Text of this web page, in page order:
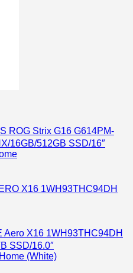
ROG Strix G16 G614PM-
16GB/512GB SSD/16″
X16 1WH93THC94DH
SSD/16.0″
(White)